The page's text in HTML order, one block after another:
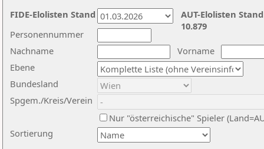
Nachname
Vorname
Ebene
Sortierung
Personennummer
Bundesland
Spgem./Kreis/Verein
Nur "österreichische" Spieler
AUT-Elolisten
10.879
FIDE-Elolisten Stand